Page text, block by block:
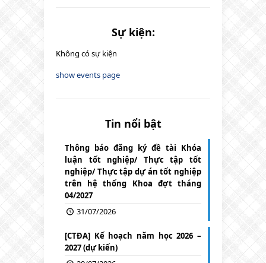
Sự kiện:
Không có sự kiện
show events page
Tin nổi bật
Thông báo đăng ký đề tài Khóa
luận tốt nghiệp/ Thực tập tốt
nghiệp/ Thực tập dự án tốt nghiệp
trên hệ thống Khoa đợt tháng
04/2027
31/07/2026
[CTĐA] Kế hoạch năm học 2026 –
2027 (dự kiến)